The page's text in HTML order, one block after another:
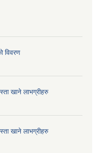
विवरण
खाने लाभग्रीहरु
खाने लाभग्रीहरु